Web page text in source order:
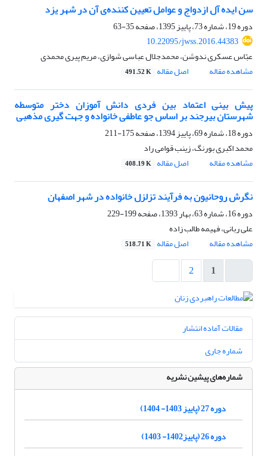
سن ایده آل ازدواج و عوامل تعیین کننده‌ی آن در شهر یزد
دوره 19، شماره 73، پاییز 1395، صفحه
35-63
10.22095/jwss.2016.44383
عبّاس عسکری ندوشن، محمدجلال عباسی شوازی، مریم پیری محمدی
مشاهده مقاله
اصل مقاله 491.52 K
پیش بینی اعتماد بین فردی دانش آموزان دختر متوسطه
شهرستان بیرجند بر اساس جو عاطفی خانواده و جهت گیری مذهبی
دوره 18، شماره 69، پاییز 1394، صفحه
175-211
محمد اکبری بورنگ، زینب قوامی راد
مشاهده مقاله
اصل مقاله 408.19 K
نگرش روحانیون به فرآیند تزلزل خانواده در شهر اصفهان
دوره 16، شماره 63، بهار 1393، صفحه
199-229
علی ربانی، فهیمه طالب زاده
مشاهده مقاله
اصل مقاله 518.71 K
1
2
مقالات آماده انتشار
شماره جاری
شماره‌های پیشین نشریه
دوره 27 (پاییز 1403- 1404)
دوره 26 (پاییز1402- 1403)